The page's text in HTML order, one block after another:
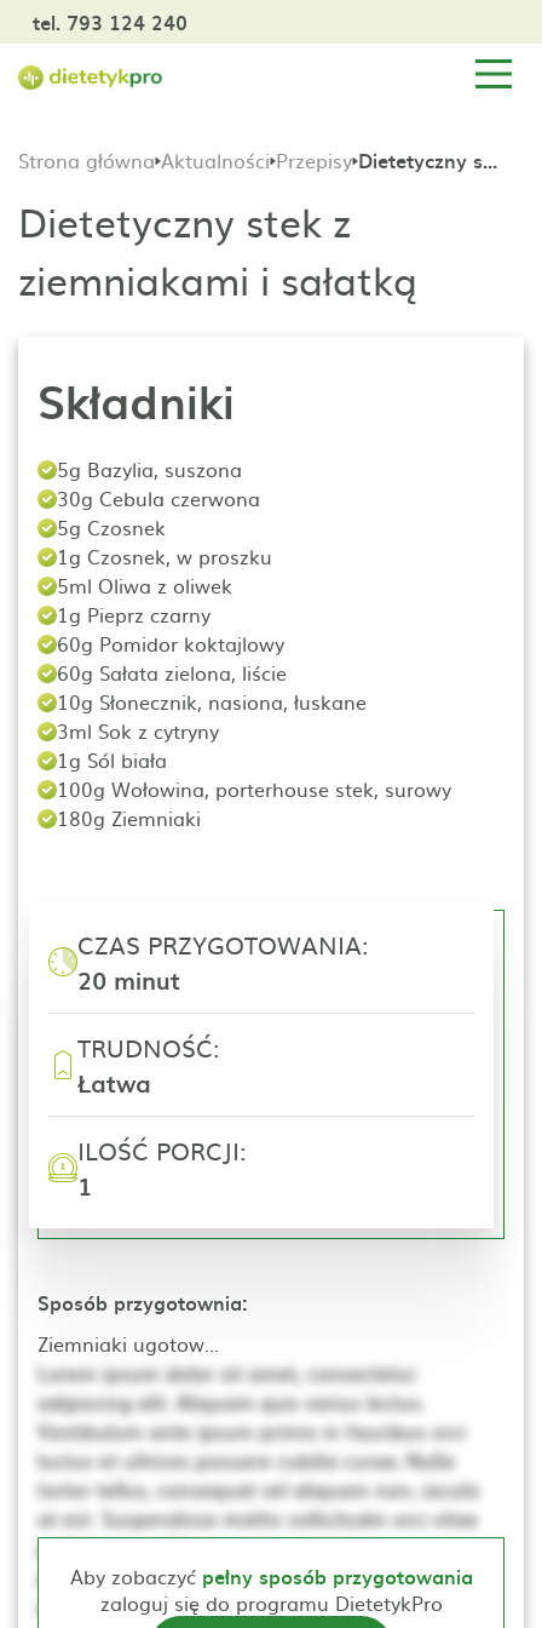
tel. 793 124 240
Strona główna Aktualności Przepisy Dietetyczny stek z ziemniakami i sałatką
Dietetyczny stek z
ziemniakami i sałatką
Składniki
5g Bazylia, suszona
30g Cebula czerwona
5g Czosnek
1g Czosnek, w proszku
5ml Oliwa z oliwek
1g Pieprz czarny
60g Pomidor koktajlowy
60g Sałata zielona, liście
10g Słonecznik, nasiona, łuskane
3ml Sok z cytryny
1g Sól biała
100g Wołowina, porterhouse stek, surowy
180g Ziemniaki
CZAS PRZYGOTOWANIA:
20 minut
TRUDNOŚĆ:
Łatwa
ILOŚĆ PORCJI:
1
Sposób przygotownia:
Ziemniaki ugotow...
Lorem ipsum dolor sit amet, consectetur
adipiscing elit. Aliquam quis varius lectus.
Vestibulum ante ipsum primis in faucibus orci
luctus et ultrices posuere cubilia curae; Nulla
tortor tellus, consequat vel aliquam non, iaculis
at est. Suspendisse mattis sollicitudin orci vitae
pellentesque. Ut non neque a mi consequat
posuere. Nulla elementum, ante sed tincidunt
porta, lectus dui rhoncus magna, at posuere t
Aby zobaczyć pełny sposób przygotowania
zaloguj się do programu DietetykPro